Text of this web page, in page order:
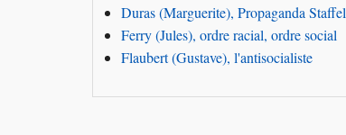
Duras (Marguerite), Propaganda Staffel
Ferry (Jules), ordre racial, ordre social
Flaubert (Gustave), l'antisocialiste